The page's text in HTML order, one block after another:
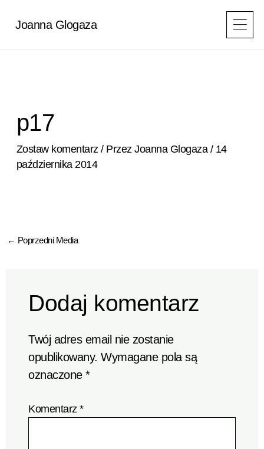
Joanna Glogaza
p17
Zostaw komentarz / PrzezJoanna Glogaza / 14
października 2014
← Poprzedni Media
Dodaj komentarz
Twój adres email nie zostanie
opublikowany. Wymagane pola są
oznaczone*
Komentarz*